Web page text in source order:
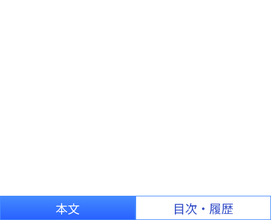
本文 目次・履歴